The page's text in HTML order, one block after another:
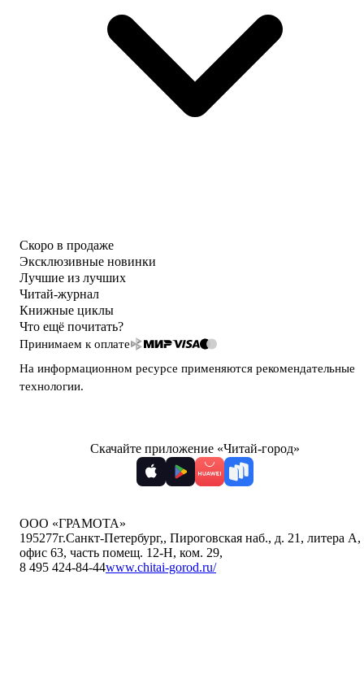
Скоро в продаже
Эксклюзивные новинки
Лучшие из лучших
Читай-журнал
Книжные циклы
Что ещё почитать?
Принимаем к оплате
На информационном ресурсе применяются рекомендательные
технологии.
Скачайте приложение «Читай-город»
ООО «ГРАМОТА»
195277г.Санкт-Петербург,, Пироговская наб., д. 21, литера А,
офис 63, часть помещ. 12-Н, ком. 29,
8 495 424-84-44www.chitai-gorod.ru/